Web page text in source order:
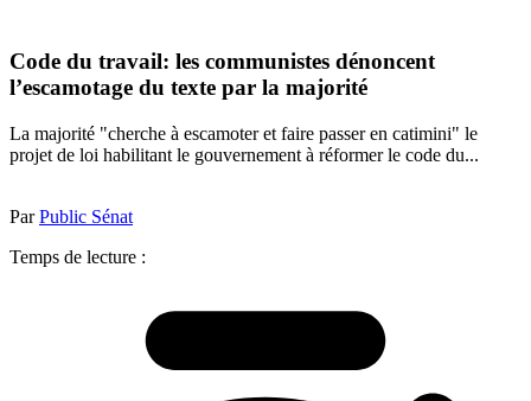
Code du travail: les communistes dénoncent
l’escamotage du texte par la majorité
La majorité "cherche à escamoter et faire passer en catimini" le
projet de loi habilitant le gouvernement à réformer le code du...
ParPublic Sénat
Temps de lecture :